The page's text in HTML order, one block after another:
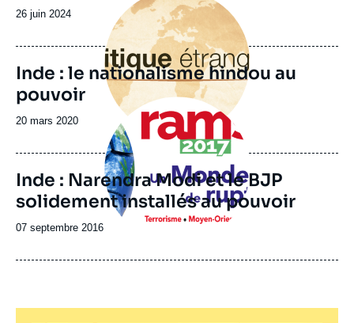
Date
publication
26 juin 2024
principale
Inde : le nationalisme hindou au
pouvoir
Date
publication
20 mars 2020
Image
principale
Inde : Narendra Modi et le BJP
solidement installés au pouvoir
Date
publication
07 septembre 2016